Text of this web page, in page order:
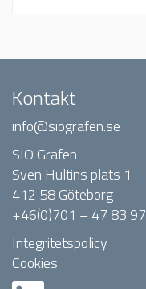
Kontakt
info@siografen.se
SIO Grafen
Sven Hultins plats 1
412 58 Göteborg
+46(0)701 – 47 83 97
Integritetspolicy
Cookies